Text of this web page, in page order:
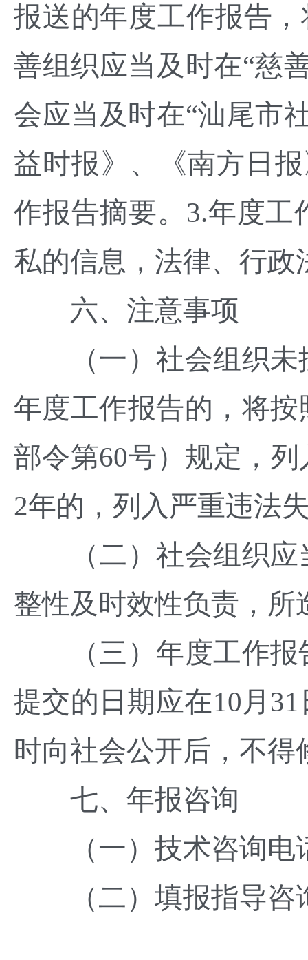
报送的年度工作报告
善组织应当及时在“慈
会应当及时在“汕尾市
益时报》、《南方日
作报告摘要。3.年度
私的信息，法律、行
六、注意事项
（一）社会组织未
年度工作报告的，将
部令第60号）规定，
2年的，列入严重违法
（二）社会组织应
整性及时效性负责，
（三）年度工作报
提交的日期应在10月
时向社会公开后，不得
七、年报咨询
（一）技术咨询电话
（二）填报指导咨